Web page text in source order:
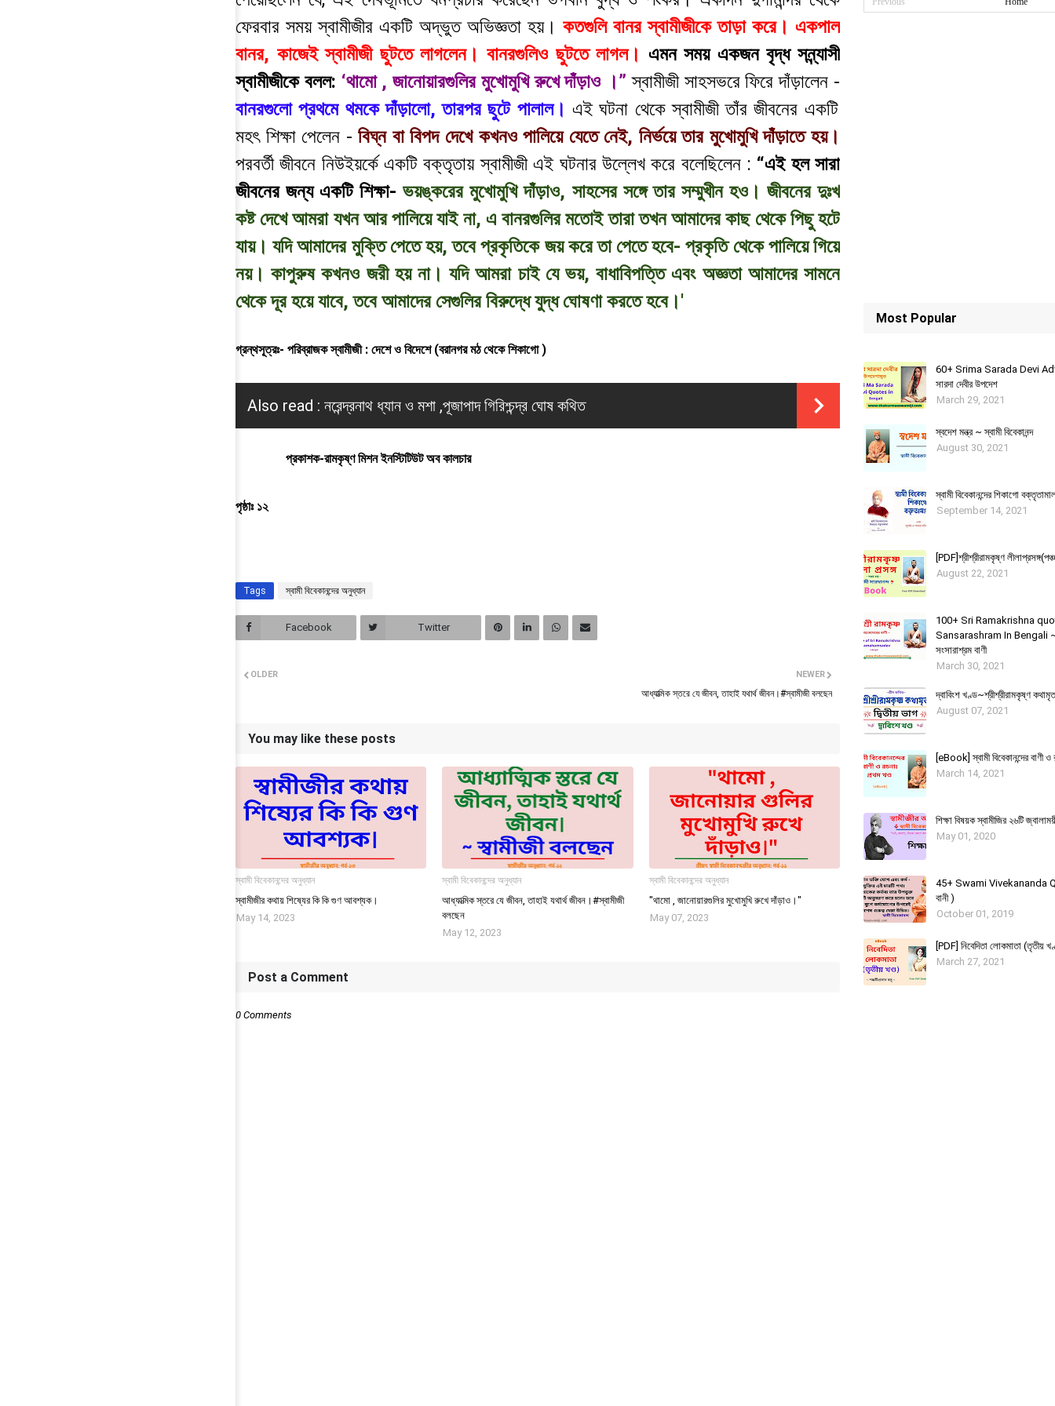
ফেরবার সময় স্বামীজীর একটি অদ্ভুত অভিজ্ঞতা হয়। কতগুলি বানর স্বামীজীকে তাড়া করে। একপাল
বানর, কাজেই স্বামীজী ছুটতে লাগলেন। বানরগুলিও ছুটতে লাগল। এমন সময় একজন বৃদ্ধ সন্ন্যাসী
স্বামীজীকে বলল: ‘থামো , জানোয়ারগুলির মুখোমুখি রুখে দাঁড়াও ।” স্বামীজী সাহসভরে ফিরে দাঁড়ালেন -
বানরগুলো প্রথমে থমকে দাঁড়ালো, তারপর ছুটে পালাল। এই ঘটনা থেকে স্বামীজী তাঁর জীবনের একটি
মহৎ শিক্ষা পেলেন -বিঘ্ন বা বিপদ দেখে কখনও পালিয়ে যেতে নেই, নির্ভয়ে তার মুখোমুখি দাঁড়াতে হয়।
পরবর্তী জীবনে নিউইয়র্কে একটি বক্তৃতায় স্বামীজী এই ঘটনার উল্লেখ করে বলেছিলেন : “এই হল সারা
জীবনের জন্য একটি শিক্ষা-ভয়ঙ্করের মুখোমুখি দাঁড়াও, সাহসের সঙ্গে তার সম্মুখীন হও। জীবনের দুঃখ
কষ্ট দেখে আমরা যখন আর পালিয়ে যাই না, এ বানরগুলির মতোই তারা তখন আমাদের কাছ থেকে পিছু হটে
যায়। যদি আমাদের মুক্তি পেতে হয়, তবে প্রকৃতিকে জয় করে তা পেতে হবে- প্রকৃতি থেকে পালিয়ে গিয়ে
নয়। কাপুরুষ কখনও জরী হয় না। যদি আমরা চাই যে ভয়, বাধাবিপত্তি এবং অজ্ঞতা আমাদের সামনে
থেকে দূর হয়ে যাবে, তবে আমাদের সেগুলির বিরুদ্ধে যুদ্ধ ঘোষণা করতে হবে।'
গ্রন্থসূত্রঃ- পরিব্রাজক স্বামীজী : দেশে ও বিদেশে (বরানগর মঠ থেকে শিকাগো )
Also read : নরেন্দ্রনাথ ধ্যান ও মশা ,পূজাপাদ গিরিশ্চন্দ্র ঘোষ কথিত
প্রকাশক-রামকৃষ্ণ মিশন ইনস্টিটিউট অব কালচার
পৃষ্ঠাঃ ১২
Tags স্বামী বিবেকানন্দের অনুধ্যান
Facebook Twitter
NEWER
আধ্যাত্মিক স্তরে যে জীবন, তাহাই যথার্থ জীবন।#স্বামীজী বলছেন
OLDER
You may like these posts
স্বামী বিবেকানন্দের অনুধ্যান
স্বামীজীর কথায় শিষ্যের কি কি গুণ আবশ্যক।
May 14, 2023
স্বামী বিবেকানন্দের অনুধ্যান
আধ্যাত্মিক স্তরে যে জীবন, তাহাই যথার্থ জীবন।#স্বামীজী
বলছেন
May 12, 2023
স্বামী বিবেকানন্দের অনুধ্যান
"থামো , জানোয়ারগুলির মুখোমুখি রুখে দাঁড়াও।"
May 07, 2023
Post a Comment
0 Comments
Most Popular
60+ Srima Sarada Devi
সারদা দেবীর উপদেশ
March 29, 2021
স্বদেশ মন্ত্র ~ স্বামী বিবেকানন্দ
August 30, 2021
স্বামী বিবেকানন্দের শিকাগাে
September 14, 2021
[PDF]শ্রীশ্রীরামকৃষ্ণ
August 22, 2021
100+ Sri Ramakrishna
Sansarashram In Bengali ~
সংসারাশ্রম বাণী
March 30, 2021
দ্বাবিংশ খণ্ড~শ্রীশ্রীরামকৃষ্ণ
August 07, 2021
[eBook] স্বামী বিবেকানন্দের বাণী
March 14, 2021
শিক্ষা বিষয়ক স্বামীজির ২৬টি
May 01, 2020
45+ Swami Vivekananda
বানী )
October 01, 2019
[PDF] নিবেদিতা লোকমাতা (তৃতীয়
March 27, 2021